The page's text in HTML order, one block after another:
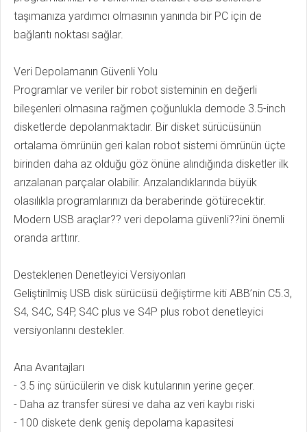
taşımanıza yardımcı olmasının yanında bir PC için de
bağlantı noktası sağlar.
Veri Depolamanın Güvenli Yolu
Programlar ve veriler bir robot sisteminin en değerli
bileşenleri olmasına rağmen çoğunlukla demode 3.5-inch
disketlerde depolanmaktadır. Bir disket sürücüsünün
ortalama ömrünün geri kalan robot sistemi ömrünün üçte
birinden daha az olduğu göz önüne alındığında disketler ilk
arızalanan parçalar olabilir. Arızalandıklarında büyük
olasılıkla programlarınızı da beraberinde götürecektir.
Modern USB araçlar?? veri depolama güvenli??ini önemli
oranda arttırır.
Desteklenen Denetleyici Versiyonları
Geliştirilmiş USB disk sürücüsü değiştirme kiti ABB’nin C5.3,
S4, S4C, S4P, S4C plus ve S4P plus robot denetleyici
versiyonlarını destekler.
Ana Avantajları
- 3.5 inç sürücülerin ve disk kutularının yerine geçer.
- Daha az transfer süresi ve daha az veri kaybı riski
- 100 diskete denk geniş depolama kapasitesi